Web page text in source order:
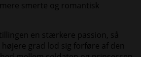
smerte og romantisk
en stærkere passion, så
grad lod sig forføre af den